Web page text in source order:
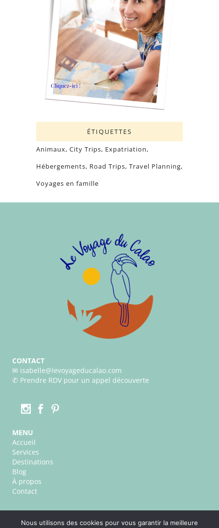
ÉTIQUETTES
Animaux City Trips Expatriation
Hébergements Road Trips Travel Planning
Voyages en famille
CONTACT
✉︎ isabelle@levoyageducalao.com
✆ Prendre RDV pour un appel découverte
MENU
Accueil
Services
Destinations
Blog
À propos
Contact
Nous utilisons des cookies pour vous garantir la meilleure